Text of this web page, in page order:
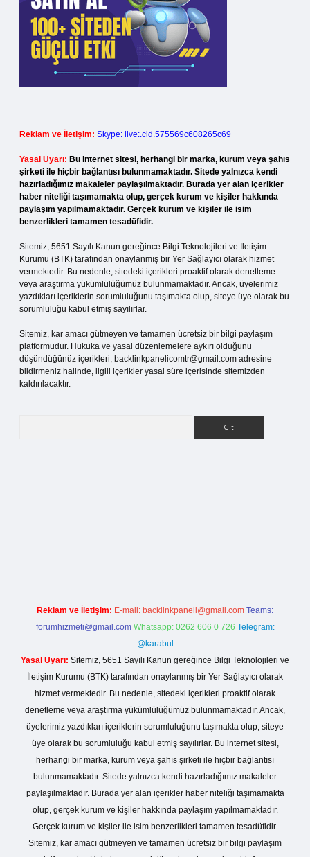
Reklam ve İletişim: Skype: live:.cid.575569c608265c69
Yasal Uyarı: Bu internet sitesi, herhangi bir marka, kurum veya şahıs
şirketi ile hiçbir bağlantısı bulunmamaktadır. Sitede yalnızca kendi
hazırladığımız makaleler paylaşılmaktadır. Burada yer alan içerikler
haber niteliği taşımamakta olup, gerçek kurum ve kişiler hakkında
paylaşım yapılmamaktadır. Gerçek kurum ve kişiler ile isim
benzerlikleri tamamen tesadüfidir.
Sitemiz, 5651 Sayılı Kanun gereğince Bilgi Teknolojileri ve İletişim
Kurumu (BTK) tarafından onaylanmış bir Yer Sağlayıcı olarak hizmet
vermektedir. Bu nedenle, sitedeki içerikleri proaktif olarak denetleme
veya araştırma yükümlülüğümüz bulunmamaktadır. Ancak, üyelerimiz
yazdıkları içeriklerin sorumluluğunu taşımakta olup, siteye üye olarak bu
sorumluluğu kabul etmiş sayılırlar.
Sitemiz, kar amacı gütmeyen ve tamamen ücretsiz bir bilgi paylaşım
platformudur. Hukuka ve yasal düzenlemelere aykırı olduğunu
düşündüğünüz içerikleri, backlinkpanelicomtr@gmail.com adresine
bildirmeniz halinde, ilgili içerikler yasal süre içerisinde sitemizden
kaldırılacaktır.
Reklam ve İletişim: E-mail: backlinkpaneli@gmail.com Teams:
forumhizmeti@gmail.com Whatsapp: 0262 606 0 726 Telegram:
@karabul
Yasal Uyarı: Sitemiz, 5651 Sayılı Kanun gereğince Bilgi Teknolojileri ve
İletişim Kurumu (BTK) tarafından onaylanmış bir Yer Sağlayıcı olarak
hizmet vermektedir. Bu nedenle, sitedeki içerikleri proaktif olarak
denetleme veya araştırma yükümlülüğümüz bulunmamaktadır. Ancak,
üyelerimiz yazdıkları içeriklerin sorumluluğunu taşımakta olup, siteye
üye olarak bu sorumluluğu kabul etmiş sayılırlar. Bu internet sitesi,
herhangi bir marka, kurum veya şahıs şirketi ile hiçbir bağlantısı
bulunmamaktadır. Sitede yalnızca kendi hazırladığımız makaleler
paylaşılmaktadır. Burada yer alan içerikler haber niteliği taşımamakta
olup, gerçek kurum ve kişiler hakkında paylaşım yapılmamaktadır.
Gerçek kurum ve kişiler ile isim benzerlikleri tamamen tesadüfidir.
Sitemiz, kar amacı gütmeyen ve tamamen ücretsiz bir bilgi paylaşım